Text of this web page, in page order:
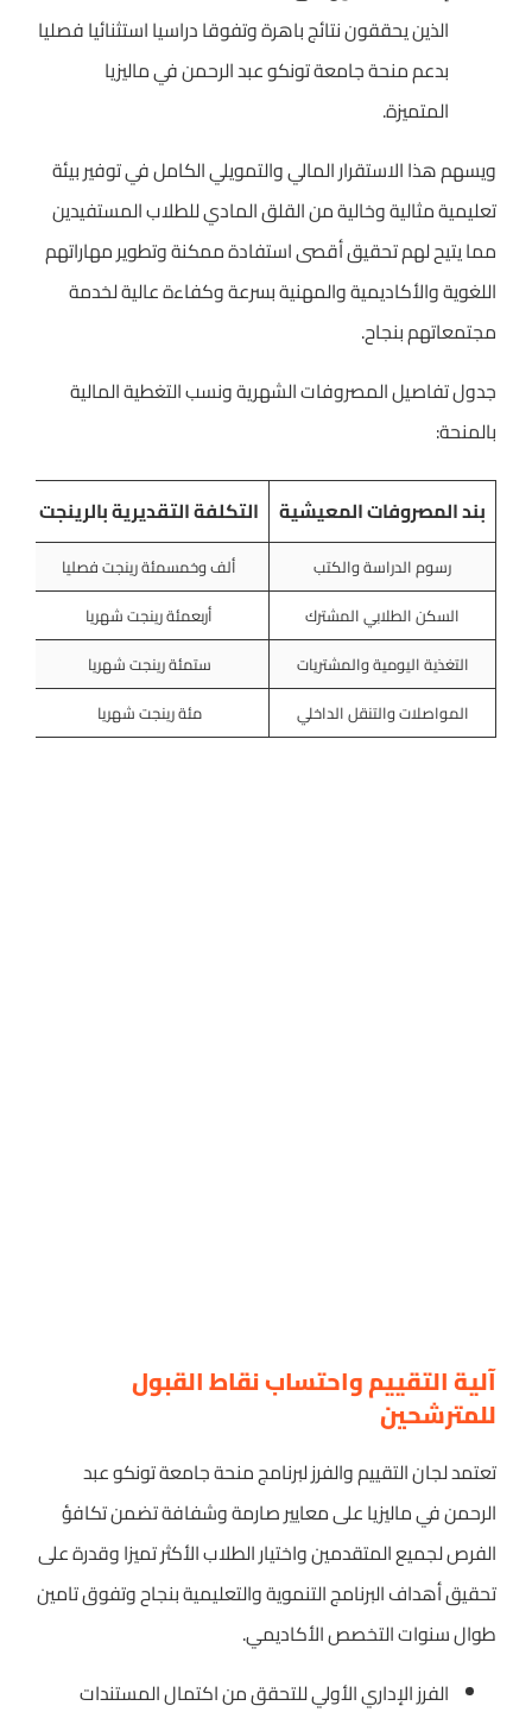
الذين يحققون نتائج باهرة وتفوقا دراسيا استثنائيا فصليا
بدعم منحة جامعة تونكو عبد الرحمن في ماليزيا
المتميزة.
ويسهم هذا الاستقرار المالي والتمويلي الكامل في توفير بيئة
تعليمية مثالية وخالية من القلق المادي للطلاب المستفيدين
مما يتيح لهم تحقيق أقصى استفادة ممكنة وتطوير مهاراتهم
اللغوية والأكاديمية والمهنية بسرعة وكفاءة عالية لخدمة
مجتمعاتهم بنجاح.
جدول تفاصيل المصروفات الشهرية ونسب التغطية المالية
بالمنحة:
بند المصروفات المعيشية التكلفة التقديرية بالرينجت
رسوم الدراسة والكتب
ألف وخمسمئة رينجت فصليا
السكن الطلابي المشترك
أربعمئة رينجت شهريا
التغذية اليومية والمشتريات
ستمئة رينجت شهريا
المواصلات والتنقل الداخلي
مئة رينجت شهريا
آلية التقييم واحتساب نقاط القبول
للمترشحين
تعتمد لجان التقييم والفرز لبرنامج منحة جامعة تونكو عبد
الرحمن في ماليزيا على معايير صارمة وشفافة تضمن تكافؤ
الفرص لجميع المتقدمين واختيار الطلاب الأكثر تميزا وقدرة على
تحقيق أهداف البرنامج التنموية والتعليمية بنجاح وتفوق تامين
طوال سنوات التخصص الأكاديمي.
الفرز الإداري الأولي للتحقق من اكتمال المستندات